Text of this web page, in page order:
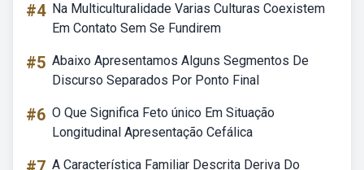
#4 Na Multiculturalidade Varias Culturas Coexistem
Em Contato Sem Se Fundirem
#5 Abaixo Apresentamos Alguns Segmentos De
Discurso Separados Por Ponto Final
#6 O Que Significa Feto único Em Situação
Longitudinal Apresentação Cefálica
A Característica Familiar Descrita Deriva Do